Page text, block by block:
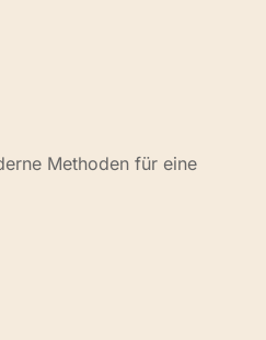
Methoden für eine